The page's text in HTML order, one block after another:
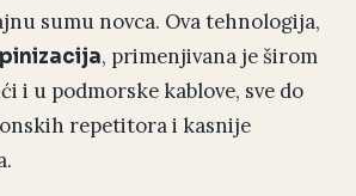
sumu novca. Ova tehnologija,
, primenjivana je širom
i u podmorske kablove, sve do
repetitora i kasnije